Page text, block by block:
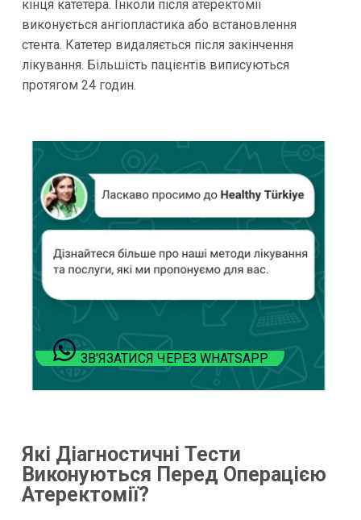
кінця катетера. Інколи після атеректомії
виконується ангіопластика або встановлення
стента. Катетер видаляється після закінчення
лікування. Більшість пацієнтів виписуються
протягом 24 годин.
ЗВ'ЯЗАТИСЯ ЧЕРЕЗ WHATSAPP
Які Діагностичні Тести
Виконуються Перед Операцією
Атеректомії?